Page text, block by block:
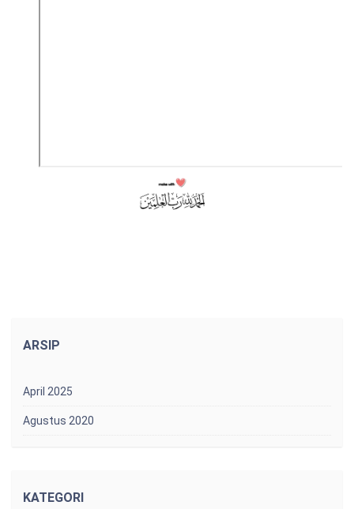
ARSIP
April 2025
Agustus 2020
KATEGORI